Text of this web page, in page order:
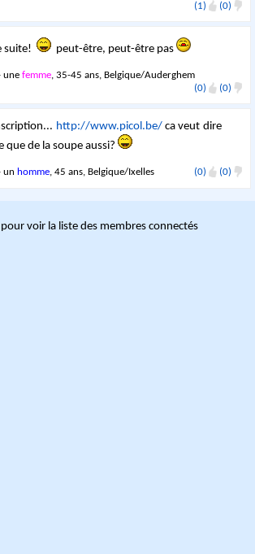
(1)
(0)
suite! peut-être, peut-être pas
unefemme, 35-45 ans, Belgique/Auderghem
(0)
(0)
http://www.picol.be/ca veut dire
que de la soupe aussi?
un homme, 45 ans, Belgique/Ixelles (0) (0)
voir la liste des membres connectés